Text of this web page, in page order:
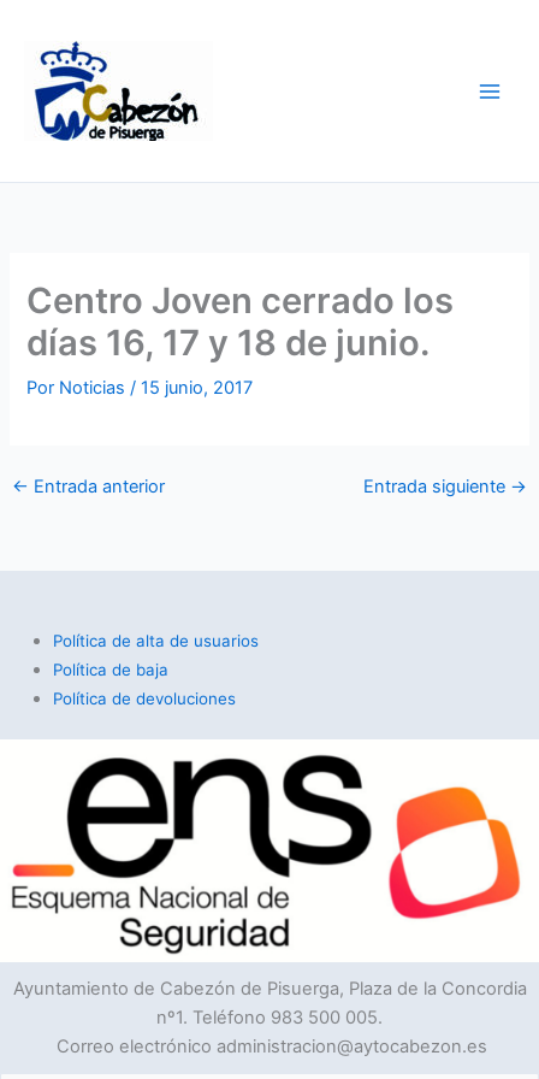
contenido
Centro Joven cerrado los
días 16, 17 y 18 de junio.
Por Noticias/15 junio, 2017
← Entrada anterior Entrada siguiente →
Política de alta de usuarios
Política de baja
Política de devoluciones
Ayuntamiento de Cabezón de Pisuerga, Plaza de la Concordia
nº1. Teléfono 983 500 005.
Correo electrónico administracion@aytocabezon.es